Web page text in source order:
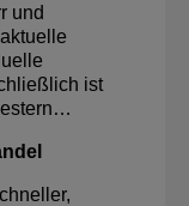
und
ist